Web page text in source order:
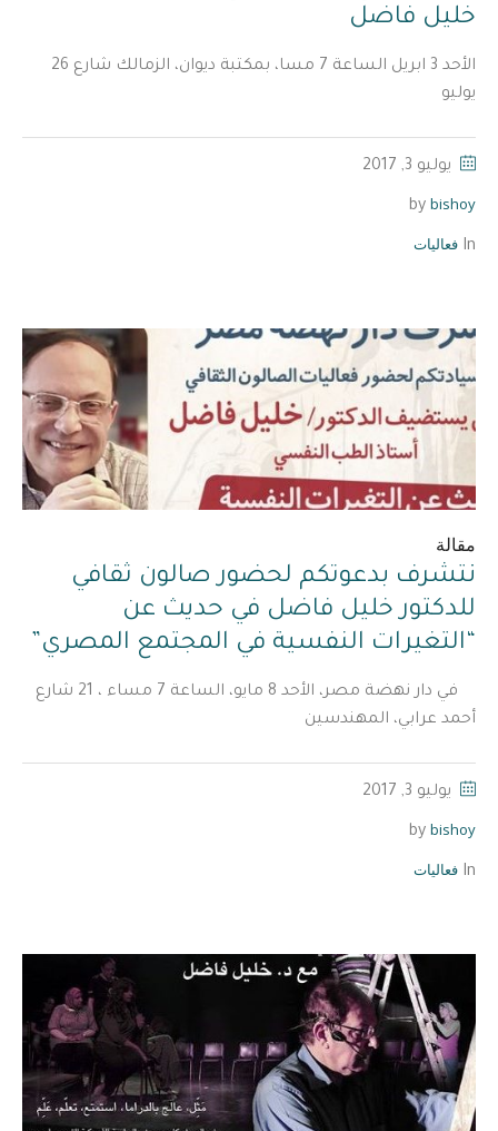
خليل فاضل
الأحد 3 ابريل الساعة 7 مسا، بمكتبة ديوان، الزمالك شارع 26
يوليو
يوليو 3, 2017
by bishoy
In فعاليات
مقالة
نتشرف بدعوتكم لحضور صالون ثقافي
للدكتور خليل فاضل في حديث عن
“التغيرات النفسية في المجتمع المصري”
في دار نهضة مصر، الأحد 8 مايو، الساعة 7 مساء ، 21 شارع
أحمد عرابي، المهندسين
يوليو 3, 2017
by bishoy
In فعاليات